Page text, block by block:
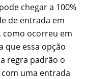
chegar a 100%
de entrada em
como ocorreu em
que essa opção
regra padrão o
uma entrada